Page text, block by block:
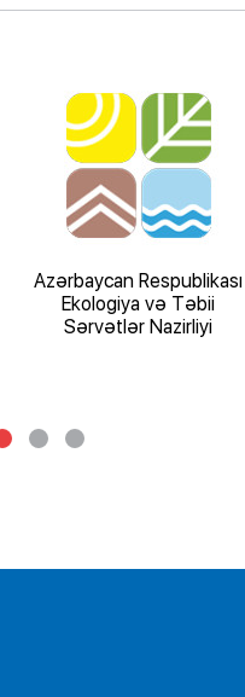
Azərbaycan Respublikası
Ekologiya və Təbii
Sərvətlər Nazirliyi